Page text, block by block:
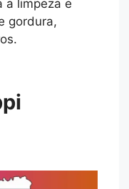
a limpeza e
gordura,